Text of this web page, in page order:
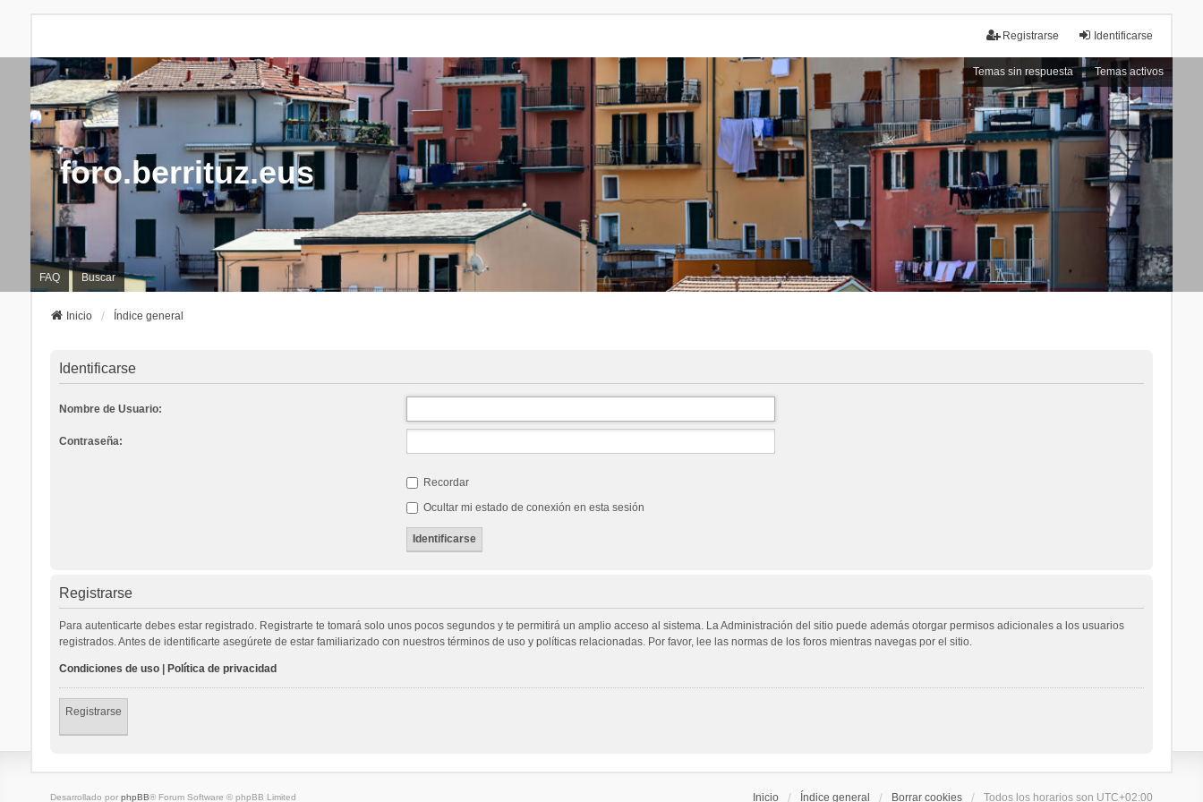
Identificarse
Registrarse
Temas sin respuesta Temas activos
foro.berrituz.eus
FAQ Buscar
Inicio Índice general
Identificarse
Nombre de Usuario:
Contraseña:
Recordar
Ocultar mi estado de conexión en esta sesión
Registrarse
Para autenticarte debes estar registrado. Registrarte te tomará solo unos pocos segundos y te permitirá un amplio acceso al sistema. La Administración del sitio puede además otorgar permisos adicionales a los usuarios
registrados. Antes de identificarte asegúrete de estar familiarizado con nuestros términos de uso y políticas relacionadas. Por favor, lee las normas de los foros mientras navegas por el sitio.
Condiciones de uso| Política de privacidad
Registrarse
Inicio Índice general Borrar cookies Todos los horarios son UTC+02:00
Desarrollado por phpBB® Forum Software © phpBB Limited